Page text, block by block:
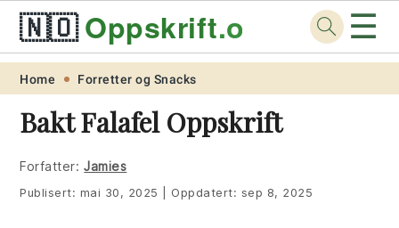
Skip
primary
navigation
Skip
main
content
Skip
primary
sidebar
Skip
footer
🇳🇴Oppskrift.org ☰
Home Forretter og Snacks
Bakt Falafel Oppskrift
Forfatter: Jamies
Publisert: mai 30, 2025 Oppdatert: sep 8, 2025